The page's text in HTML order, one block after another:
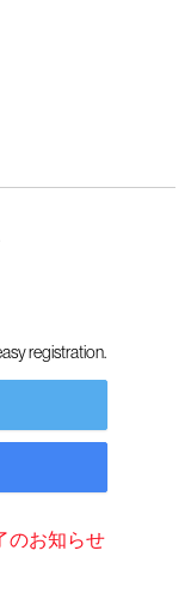
registration.
のお知らせ